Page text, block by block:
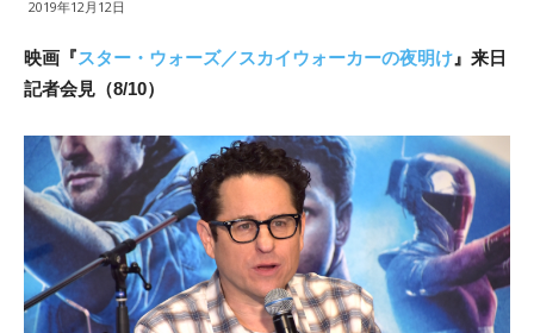
2019年12月12日
映画『スター・ウォーズ／スカイウォーカーの夜明け 』来日
記者会見（8/10）